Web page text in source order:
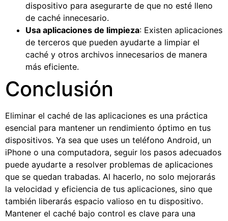
dispositivo para asegurarte de que no esté lleno
de caché innecesario.
Usa aplicaciones de limpieza: Existen aplicaciones
de terceros que pueden ayudarte a limpiar el
caché y otros archivos innecesarios de manera
más eficiente.
Conclusión
Eliminar el caché de las aplicaciones es una práctica
esencial para mantener un rendimiento óptimo en tus
dispositivos. Ya sea que uses un teléfono Android, un
iPhone o una computadora, seguir los pasos adecuados
puede ayudarte a resolver problemas de aplicaciones
que se quedan trabadas. Al hacerlo, no solo mejorarás
la velocidad y eficiencia de tus aplicaciones, sino que
también liberarás espacio valioso en tu dispositivo.
Mantener el caché bajo control es clave para una